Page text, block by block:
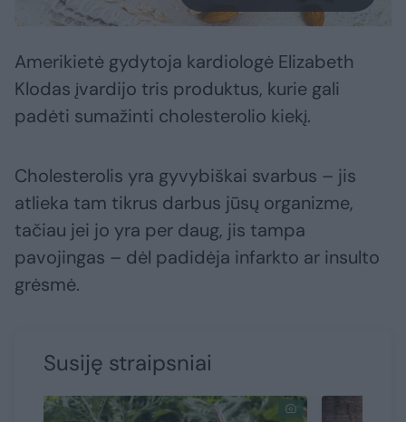
Amerikietė gydytoja kardiologė Elizabeth
Klodas įvardijo tris produktus, kurie gali
padėti sumažinti cholesterolio kiekį.
Cholesterolis yra gyvybiškai svarbus – jis
atlieka tam tikrus darbus jūsų organizme,
tačiau jei jo yra per daug, jis tampa
pavojingas – dėl padidėja infarkto ar insulto
grėsmė.
Susiję straipsniai